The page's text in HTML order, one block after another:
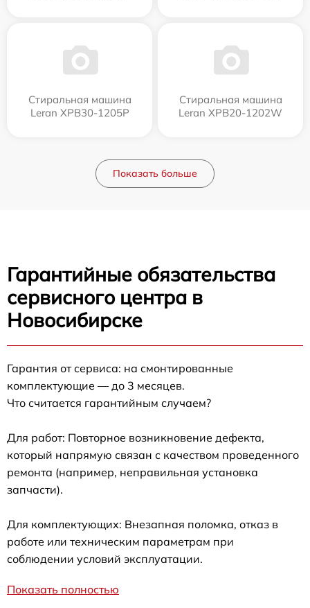
Стиральная машина
Leran XPB30-1205P
Стиральная машина
Leran XPB20-1202W
Показать больше
Гарантийные обязательства
сервисного центра в
Новосибирске
Гарантия от сервиса: на смонтированные
комплектующие — до 3 месяцев.
Что считается гарантийным случаем?
Для работ: Повторное возникновение дефекта,
который напрямую связан с качеством проведенного
ремонта (например, неправильная установка
запчасти).
Для комплектующих: Внезапная поломка, отказ в
работе или техническим параметрам при
соблюдении условий эксплуатации.
Показать полностью